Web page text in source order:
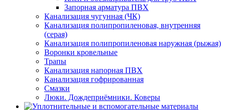
Запорная арматура ПВХ
Канализация чугунная (ЧК)
Канализация полипропиленовая, внутренняя
(серая)
Канализация полипропиленовая наружная (рыжая)
Воронки кровельные
Трапы
Канализация напорная ПВХ
Канализация гофрированная
Смазки
Люки. Дождеприёмники. Коверы